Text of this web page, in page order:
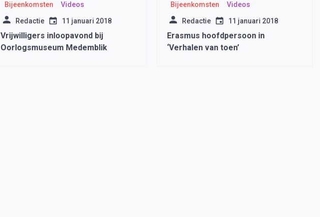
Bijeenkomsten Videos
Redactie 11 januari 2018
Vrijwilligers inloopavond bij
Oorlogsmuseum Medemblik
Bijeenkomsten Videos
Redactie 11 januari 2018
Erasmus hoofdpersoon in
‘Verhalen van toen’